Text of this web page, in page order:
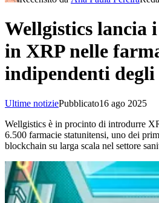
Wellgistics lancia
in XRP nelle
indipendenti
Ultime notiziePubblicato16 ago 2025
Wellgistics è in procinto di introdurre
6.500 farmacie statunitensi, uno dei
blockchain su larga scala nel settore